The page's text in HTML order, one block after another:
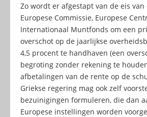
Zo wordt er afgestapt van de eis van
Europese Commissie, Europese
Internationaal Muntfonds om een
overschot op de jaarlijkse
4,5 procent te handhaven (een
begroting zonder rekening te
afbetalingen van de rente op de
Griekse regering mag ook zelf
bezuinigingen formuleren, die dan
Europese instellingen worden